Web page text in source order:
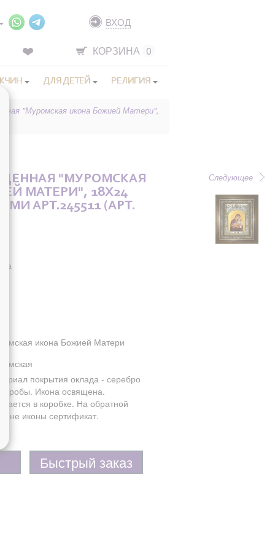
ВХОД
КОРЗИНА 0
ДЛЯ ДЕТЕЙ РЕЛИГИЯ
"Муромская икона Божией Матери",
Следующее
"МУРОМСКАЯ
МАТЕРИ", 18X24
АРТ.245511 (АРТ.
икона Божией Матери
покрытия оклада - серебро
пробы. Икона освящена.
в коробке. На обратной
иконы сертификат.
Быстрый заказ